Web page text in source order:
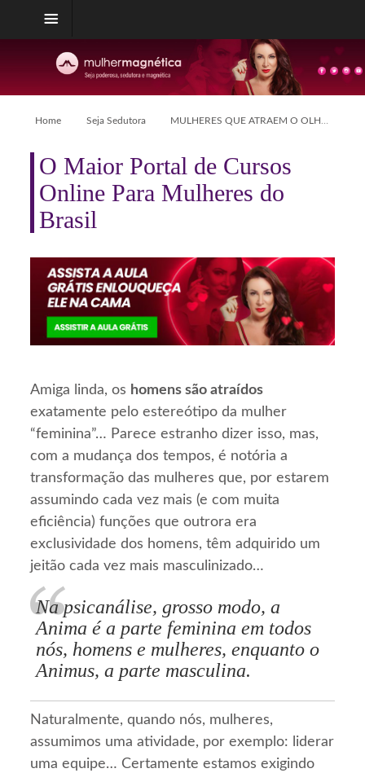
Home Seja Sedutora MULHERES QUE ATRAEM O OLHAR DOS HOMENS
O Maior Portal de Cursos
Online Para Mulheres do
Brasil
Amiga linda, os homens são atraídos
exatamente pelo estereótipo da mulher
“feminina”… Parece estranho dizer isso, mas,
com a mudança dos tempos, é notória a
transformação das mulheres que, por estarem
assumindo cada vez mais (e com muita
eficiência) funções que outrora era
exclusividade dos homens, têm adquirido um
jeitão cada vez mais masculinizado…
Na psicanálise, grosso modo, a
Anima é a parte feminina em todos
nós, homens e mulheres, enquanto o
Animus, a parte masculina.
Naturalmente, quando nós, mulheres,
assumimos uma atividade, por exemplo: liderar
uma equipe… Certamente estamos exigindo